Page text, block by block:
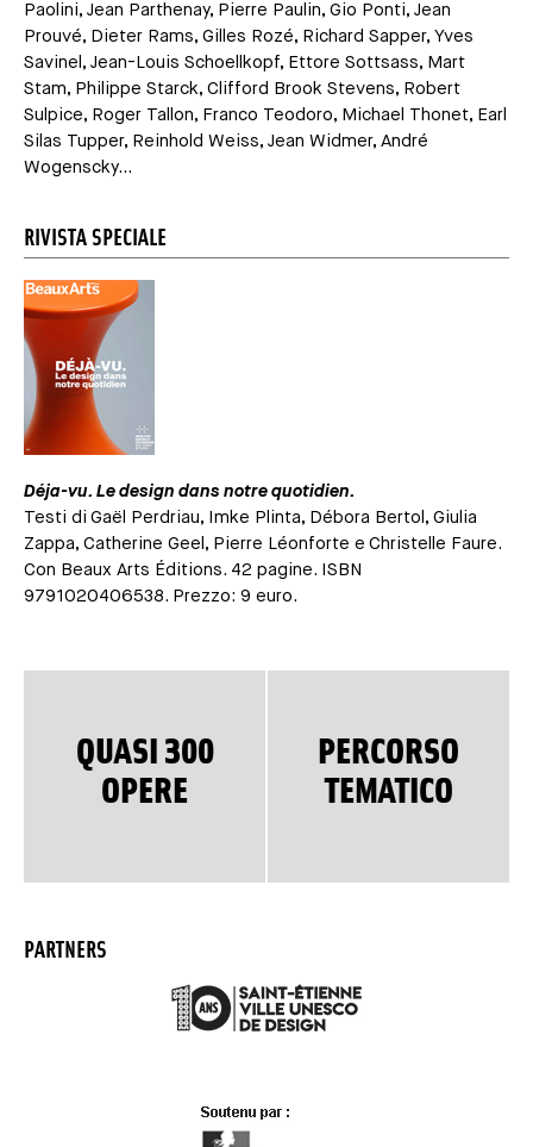
Paolini, Jean Parthenay, Pierre Paulin, Gio Ponti, Jean
Prouvé, Dieter Rams, Gilles Rozé, Richard Sapper, Yves
Savinel, Jean-Louis Schoellkopf, Ettore Sottsass, Mart
Stam, Philippe Starck, Clifford Brook Stevens, Robert
Sulpice, Roger Tallon, Franco Teodoro, Michael Thonet, Earl
Silas Tupper, Reinhold Weiss, Jean Widmer, André
Wogenscky...
RIVISTA SPECIALE
Déja-vu. Le design dans notre quotidien.
Testi di Gaël Perdriau, Imke Plinta, Débora Bertol, Giulia
Zappa, Catherine Geel, Pierre Léonforte e Christelle Faure.
Con Beaux Arts Éditions. 42 pagine. ISBN
9791020406538. Prezzo: 9 euro.
QUASI 300
OPERE
PERCORSO
TEMATICO
PARTNERS